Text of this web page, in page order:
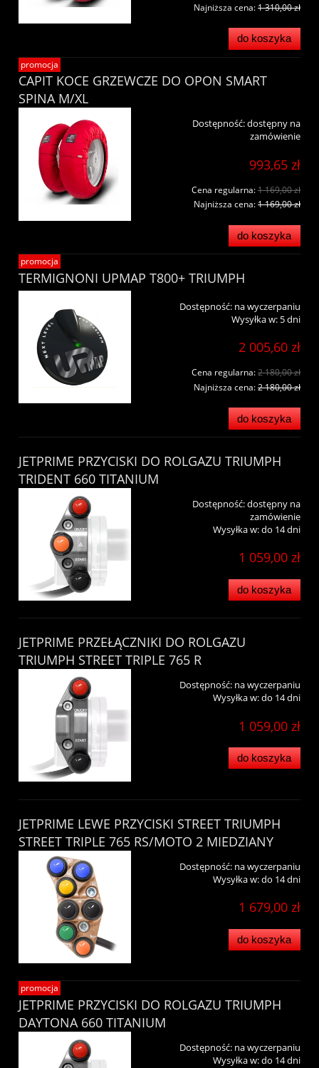
Najniższa cena:1 310,00 zł
do koszyka
CAPIT KOCE GRZEWCZE DO OPON SMART
SPINA M/XL
Dostępność:dostępny na
zamówienie
993,65 zł
Cena regularna:1 169,00 zł
Najniższa cena:1 169,00 zł
do koszyka
promocja
TERMIGNONI UPMAP T800+ TRIUMPH
Dostępność: na wyczerpaniu
Wysyłka w: 5 dni
2 005,60 zł
Cena regularna:2 180,00 zł
Najniższa cena:2 180,00 zł
do koszyka
promocja
JETPRIME PRZYCISKI DO ROLGAZU TRIUMPH
TRIDENT 660 TITANIUM
Dostępność:dostępny na
zamówienie
Wysyłka w:do 14 dni
1 059,00 zł
do koszyka
JETPRIME PRZEŁĄCZNIKI DO ROLGAZU
TRIUMPH STREET TRIPLE 765 R
Dostępność: na wyczerpaniu
Wysyłka w:do 14 dni
1 059,00 zł
do koszyka
JETPRIME LEWE PRZYCISKI STREET TRIUMPH
STREET TRIPLE 765 RS/MOTO 2 MIEDZIANY
Dostępność: na wyczerpaniu
Wysyłka w:do 14 dni
1 679,00 zł
do koszyka
JETPRIME PRZYCISKI DO ROLGAZU TRIUMPH
DAYTONA 660 TITANIUM
Dostępność: na wyczerpaniu
Wysyłka w:do 14 dni
promocja